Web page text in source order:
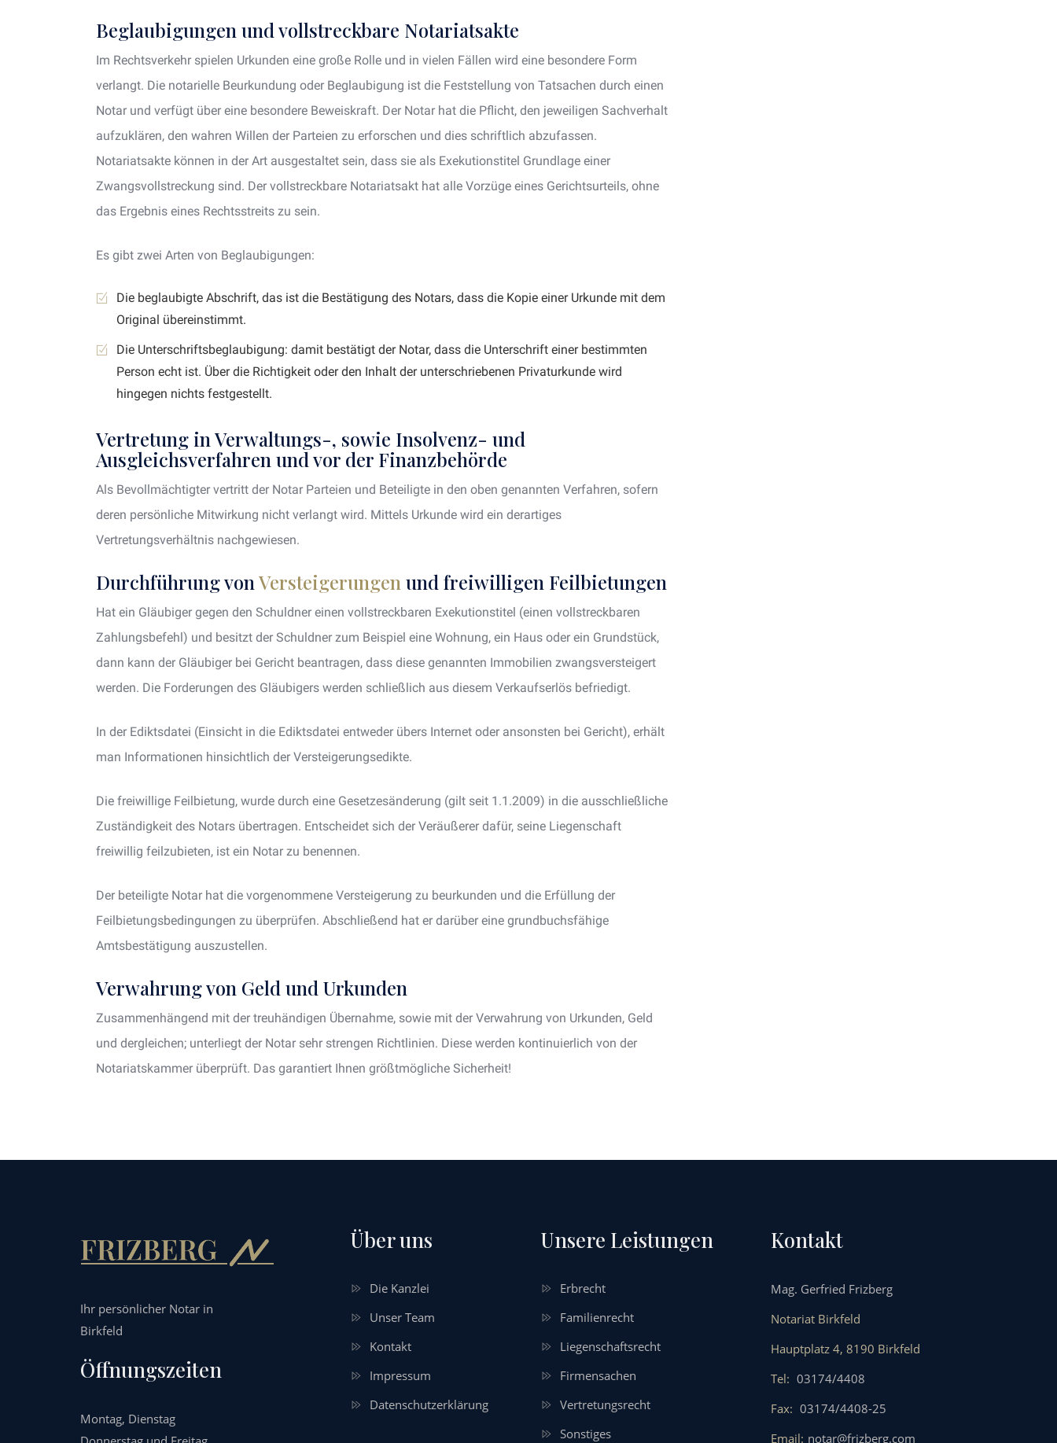
Beglaubigungen und vollstreckbare Notariatsakte
Im Rechtsverkehr spielen Urkunden eine große Rolle und in vielen Fällen wird eine besondere Form
verlangt. Die notarielle Beurkundung oder Beglaubigung ist die Feststellung von Tatsachen durch einen
Notar und verfügt über eine besondere Beweiskraft. Der Notar hat die Pflicht, den jeweiligen Sachverhalt
aufzuklären, den wahren Willen der Parteien zu erforschen und dies schriftlich abzufassen.
Notariatsakte können in der Art ausgestaltet sein, dass sie als Exekutionstitel Grundlage einer
Zwangsvollstreckung sind. Der vollstreckbare Notariatsakt hat alle Vorzüge eines Gerichtsurteils, ohne
das Ergebnis eines Rechtsstreits zu sein.
Es gibt zwei Arten von Beglaubigungen:
Die beglaubigte Abschrift, das ist die Bestätigung des Notars, dass die Kopie einer Urkunde mit dem
Original übereinstimmt.
Die Unterschriftsbeglaubigung: damit bestätigt der Notar, dass die Unterschrift einer bestimmten
Person echt ist. Über die Richtigkeit oder den Inhalt der unterschriebenen Privaturkunde wird
hingegen nichts festgestellt.
Vertretung in Verwaltungs-, sowie Insolvenz- und
Ausgleichsverfahren und vor der Finanzbehörde
Als Bevollmächtigter vertritt der Notar Parteien und Beteiligte in den oben genannten Verfahren, sofern
deren persönliche Mitwirkung nicht verlangt wird. Mittels Urkunde wird ein derartiges
Vertretungsverhältnis nachgewiesen.
Durchführung vonVersteigerungen und freiwilligen Feilbietungen
Hat ein Gläubiger gegen den Schuldner einen vollstreckbaren Exekutionstitel (einen vollstreckbaren
Zahlungsbefehl) und besitzt der Schuldner zum Beispiel eine Wohnung, ein Haus oder ein Grundstück,
dann kann der Gläubiger bei Gericht beantragen, dass diese genannten Immobilien zwangsversteigert
werden. Die Forderungen des Gläubigers werden schließlich aus diesem Verkaufserlös befriedigt.
In der Ediktsdatei (Einsicht in die Ediktsdatei entweder übers Internet oder ansonsten bei Gericht), erhält
man Informationen hinsichtlich der Versteigerungsedikte.
Die freiwillige Feilbietung, wurde durch eine Gesetzesänderung (gilt seit 1.1.2009) in die ausschließliche
Zuständigkeit des Notars übertragen. Entscheidet sich der Veräußerer dafür, seine Liegenschaft
freiwillig feilzubieten, ist ein Notar zu benennen.
Der beteiligte Notar hat die vorgenommene Versteigerung zu beurkunden und die Erfüllung der
Feilbietungsbedingungen zu überprüfen. Abschließend hat er darüber eine grundbuchsfähige
Amtsbestätigung auszustellen.
Verwahrung von Geld und Urkunden
Zusammenhängend mit der treuhändigen Übernahme, sowie mit der Verwahrung von Urkunden, Geld
und dergleichen; unterliegt der Notar sehr strengen Richtlinien. Diese werden kontinuierlich von der
Notariatskammer überprüft. Das garantiert Ihnen größtmögliche Sicherheit!
Ihr persönlicher Notar in
Birkfeld
Öffnungszeiten
Montag, Dienstag
Über uns
Die Kanzlei
Unser Team
Kontakt
Impressum
Datenschutzerklärung
Unsere Leistungen
Erbrecht
Familienrecht
Liegenschaftsrecht
Firmensachen
Vertretungsrecht
Sonstiges
Kontakt
Mag. Gerfried Frizberg
Notariat Birkfeld
Hauptplatz 4, 8190 Birkfeld
Tel: 03174/4408
Fax: 03174/4408-25
Email: notar@frizberg.com